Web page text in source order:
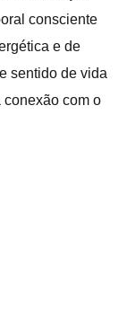
consciente
e de
sentido de vida
com o